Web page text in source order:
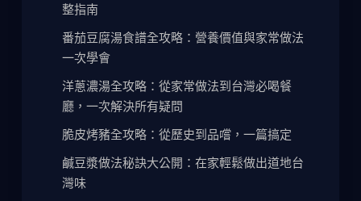
整指南
番茄豆腐湯食譜全攻略：營養價值與家常做法
一次學會
洋蔥濃湯全攻略：從家常做法到台灣必喝餐
廳，一次解決所有疑問
脆皮烤豬全攻略：從歷史到品嚐，一篇搞定
鹹豆漿做法秘訣大公開：在家輕鬆做出道地台
灣味